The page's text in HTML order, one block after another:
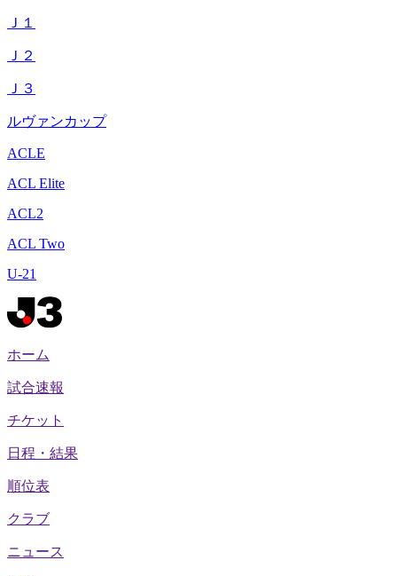
Ｊ１
Ｊ２
Ｊ３
ルヴァンカップ
ACLE
ACL Elite
ACL2
ACL Two
U-21
ホーム
試合速報
チケット
日程・結果
順位表
クラブ
ニュース